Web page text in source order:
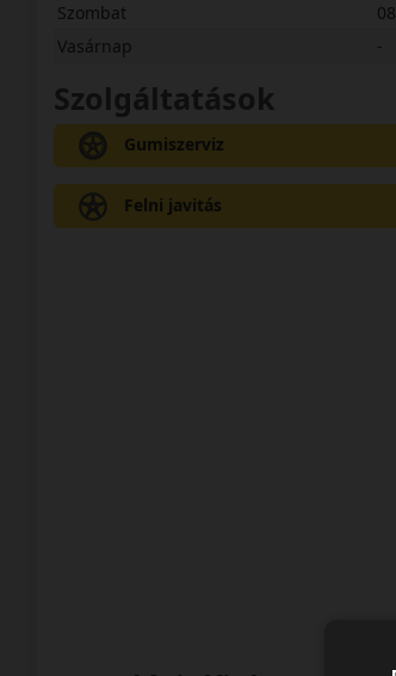
Szombat
Vasárnap
-
Szolgáltatások
Gumiszerviz
Felni javitás